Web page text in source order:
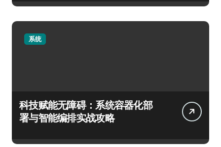
系统
科技赋能无障碍：系统容器化部
署与智能编排实战攻略